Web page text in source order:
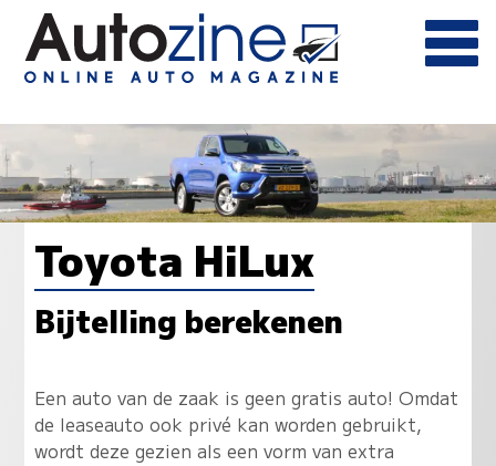
Toyota HiLux
Bijtelling berekenen
Een auto van de zaak is geen gratis auto! Omdat
de leaseauto ook privé kan worden gebruikt,
wordt deze gezien als een vorm van extra